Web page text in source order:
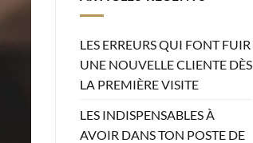
LES ERREURS QUI FONT FUIR
UNE NOUVELLE CLIENTE DÈS
LA PREMIÈRE VISITE
LES INDISPENSABLES À
AVOIR DANS TON POSTE DE